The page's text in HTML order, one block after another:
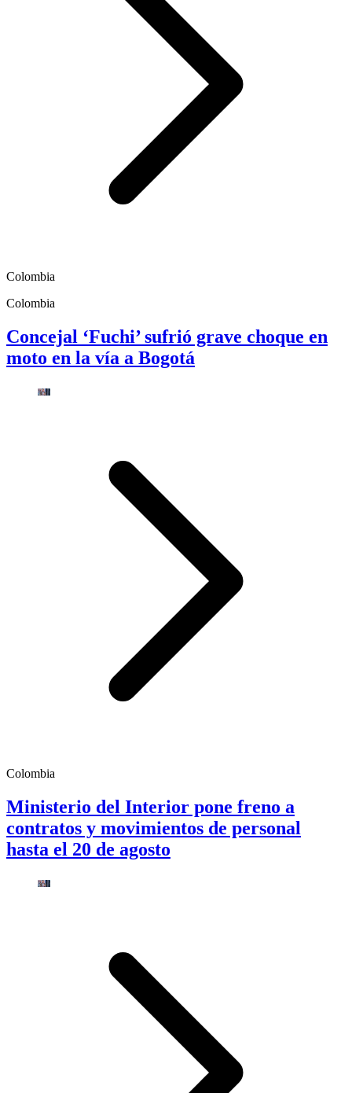
Colombia
Colombia
Concejal ‘Fuchi’ sufrió grave choque en
moto en la vía a Bogotá
Colombia
Ministerio del Interior pone freno a
contratos y movimientos de personal
hasta el 20 de agosto